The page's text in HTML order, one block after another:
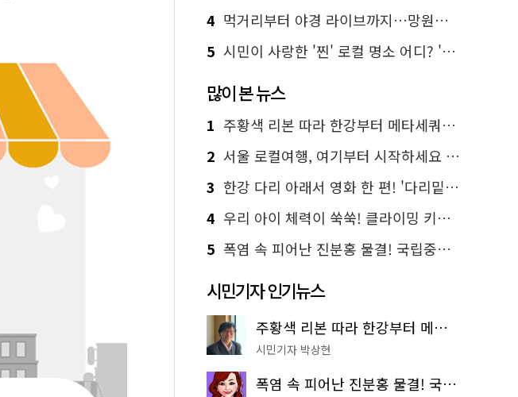
4 먹거리부터 야경 라이브까지…망원한강공원 알짜 코스
5 시민이 사랑한 '찐' 로컬 명소 어디? '서울에디션25' 추천 코스
많이 본 뉴스
1 주황색 리본 따라 한강부터 메타세쿼이아 숲길까지…서울둘레길 15코스
2 서울 로컬여행, 여기부터 시작하세요 '서울에디션25'
3 한강 다리 아래서 영화 한 편! '다리밑 영화관' 무료 상영
4 우리 아이 체력이 쑥쑥! 클라이밍 키즈카페·어린이 체력장
5 폭염 속 피어난 진분홍 물결! 국립중앙박물관 배롱나무 명소
시민기자 인기뉴스
주황색 리본 따라 한강부터 메타세쿼이아 숲길까지…서울둘레길 15코스
시민기자 박상현
폭염 속 피어난 진분홍 물결! 국립중앙박물관 배롱나무 명소